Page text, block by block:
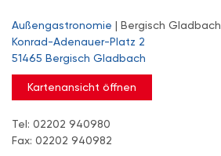
Außengastronomie | Bergisch Gladbach
Konrad-Adenauer-Platz 2
51465 Bergisch Gladbach
Kartenansicht öffnen
Tel: 02202 940980
Fax: 02202 940982